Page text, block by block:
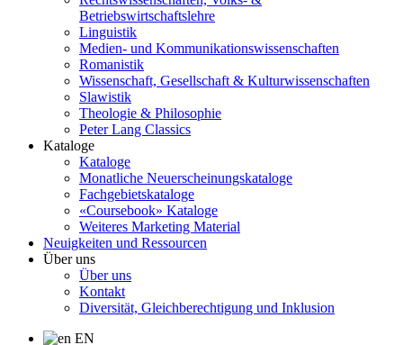
Betriebswirtschaftslehre
Linguistik
Medien- und Kommunikationswissenschaften
Romanistik
Wissenschaft, Gesellschaft & Kulturwissenschaften
Slawistik
Theologie & Philosophie
Peter Lang Classics
Kataloge
Kataloge
Monatliche Neuerscheinungskataloge
Fachgebietskataloge
«Coursebook» Kataloge
Weiteres Marketing Material
Neuigkeiten und Ressourcen
Über uns
Über uns
Kontakt
Diversität, Gleichberechtigung und Inklusion
EN